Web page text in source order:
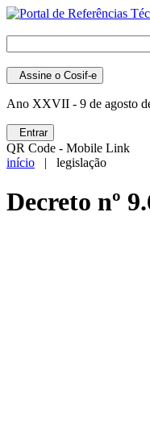
Assine o Cosif-e
Ano XXVII - 9 de agosto
Entrar
QR Code - Mobile Link
início | legislação
Decreto nº